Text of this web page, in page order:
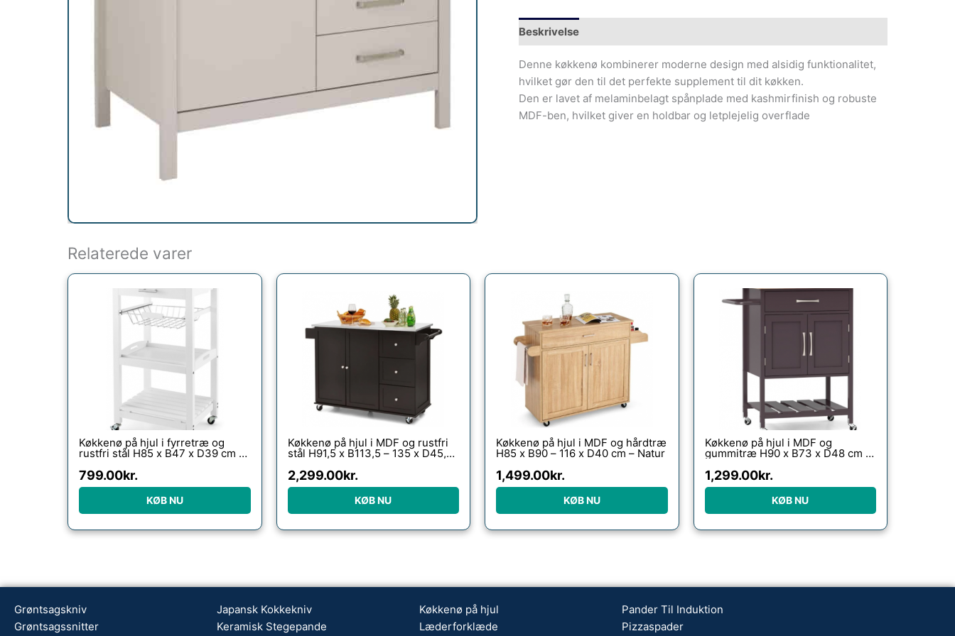
Beskrivelse
Denne køkkenø kombinerer moderne design med alsidig funktionalitet,
hvilket gør den til det perfekte supplement til dit køkken.
Den er lavet af melaminbelagt spånplade med kashmirfinish og robuste
MDF-ben, hvilket giver en holdbar og letplejelig overflade
Relaterede varer
Køkkenø på hjul i fyrretræ og
rustfri stål H85 x B47 x D39 cm –
799.00kr.
KØB NU
Køkkenø på hjul i MDF og rustfri
stål H91,5 x B113,5 – 135 x D45,5
2,299.00kr.
KØB NU
Køkkenø på hjul i MDF og hårdtræ
H85 x B90 – 116 x D40 cm – Natur
1,499.00kr.
KØB NU
Køkkenø på hjul i MDF og
gummitræ H90 x B73 x D48 cm –
1,299.00kr.
KØB NU
Grøntsagskniv
Grøntsagssnitter
Japansk Kokkekniv
Keramisk Stegepande
Køkkenø på hjul
Læderforklæde
Pander Til Induktion
Pizzaspader